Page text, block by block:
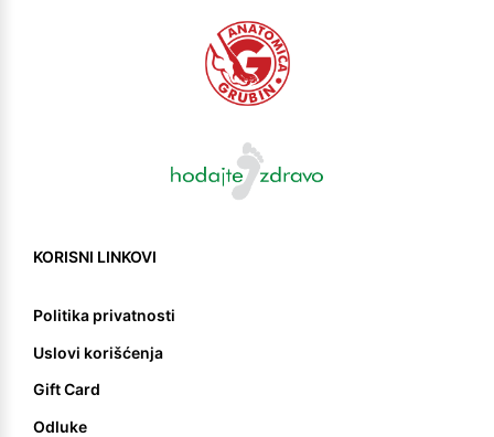
KORISNI LINKOVI
Politika privatnosti
Uslovi korišćenja
Gift Card
Odluke